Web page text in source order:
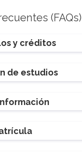
(FAQs)
y créditos
de estudios